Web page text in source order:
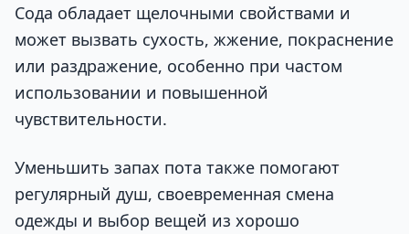
Сода обладает щелочными свойствами и
может вызвать сухость, жжение, покраснение
или раздражение, особенно при частом
использовании и повышенной
чувствительности.
Уменьшить запах пота также помогают
регулярный душ, своевременная смена
одежды и выбор вещей из хорошо